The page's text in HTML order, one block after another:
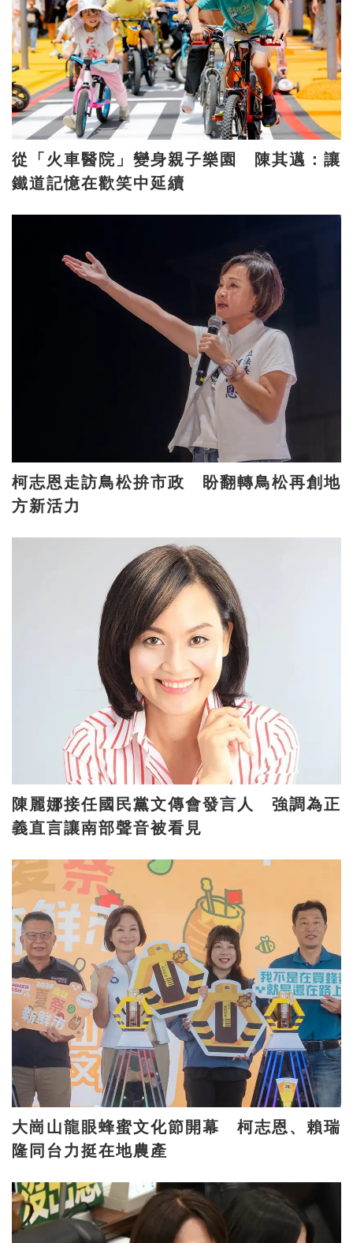
從「火車醫院」變身親子樂園 陳其邁：讓
鐵道記憶在歡笑中延續
柯志恩走訪鳥松拚市政 盼翻轉鳥松再創地
方新活力
陳麗娜接任國民黨文傳會發言人 強調為正
義直言讓南部聲音被看見
大崗山龍眼蜂蜜文化節開幕 柯志恩、賴瑞
隆同台力挺在地農產